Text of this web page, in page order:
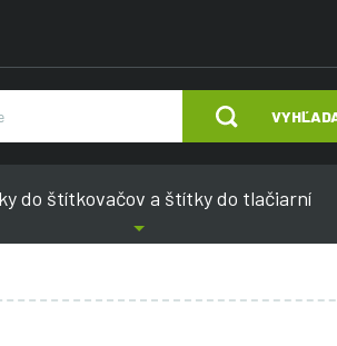
do štítkovačov a štítky do tlačiarní